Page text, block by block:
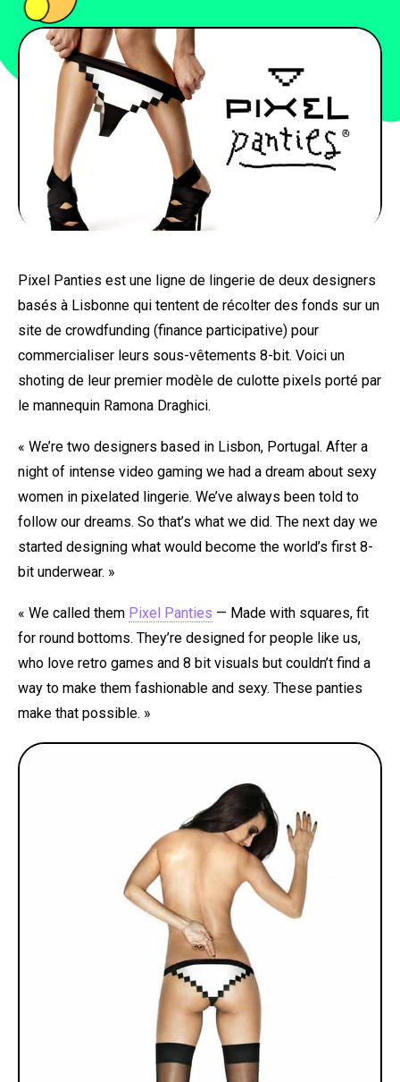
PEOPLE
FOOD
BONS PLANS
SOUTENEZ KULTT
Pixel Panties est une ligne de lingerie de deux designers
basés à Lisbonne qui tentent de récolter des fonds sur un
site de crowdfunding (finance participative) pour
commercialiser leurs sous-vêtements 8-bit. Voici un
shoting de leur premier modèle de culotte pixels porté par
le mannequin Ramona Draghici.
« We’re two designers based in Lisbon, Portugal. After a
night of intense video gaming we had a dream about sexy
women in pixelated lingerie. We’ve always been told to
follow our dreams. So that’s what we did. The next day we
started designing what would become the world’s first 8-
bit underwear. »
« We called them Pixel Panties — Made with squares, fit
for round bottoms. They’re designed for people like us,
who love retro games and 8 bit visuals but couldn’t find a
way to make them fashionable and sexy. These panties
make that possible. »